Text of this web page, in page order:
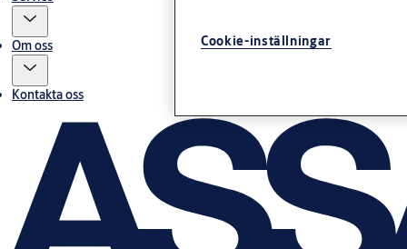
Om oss
Kontakta oss
Cookie-inställningar